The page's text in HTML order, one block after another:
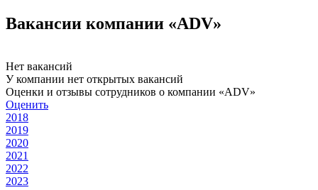
Вакансии компании «ADV»
Нет вакансий
У компании нет открытых вакансий
Оценки и отзывы сотрудников о компании «ADV»
Оценить
2018
2019
2020
2021
2022
2023